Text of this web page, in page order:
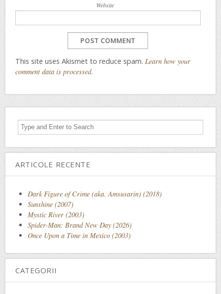
Website
This site uses Akismet to reduce spam. Learn how your
comment data is processed.
ARTICOLE RECENTE
Dark Figure of Crime (aka. Amsusarin) (2018)
Sunshine (2007)
Mystic River (2003)
Spider-Man: Brand New Day (2026)
Once Upon a Time in Mexico (2003)
CATEGORII